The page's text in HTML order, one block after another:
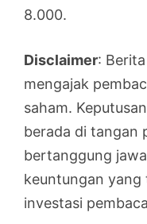
8.000.
Disclaimer:
mengajak
saham.
berada di tangan
bertanggung
keuntungan yang
investasi